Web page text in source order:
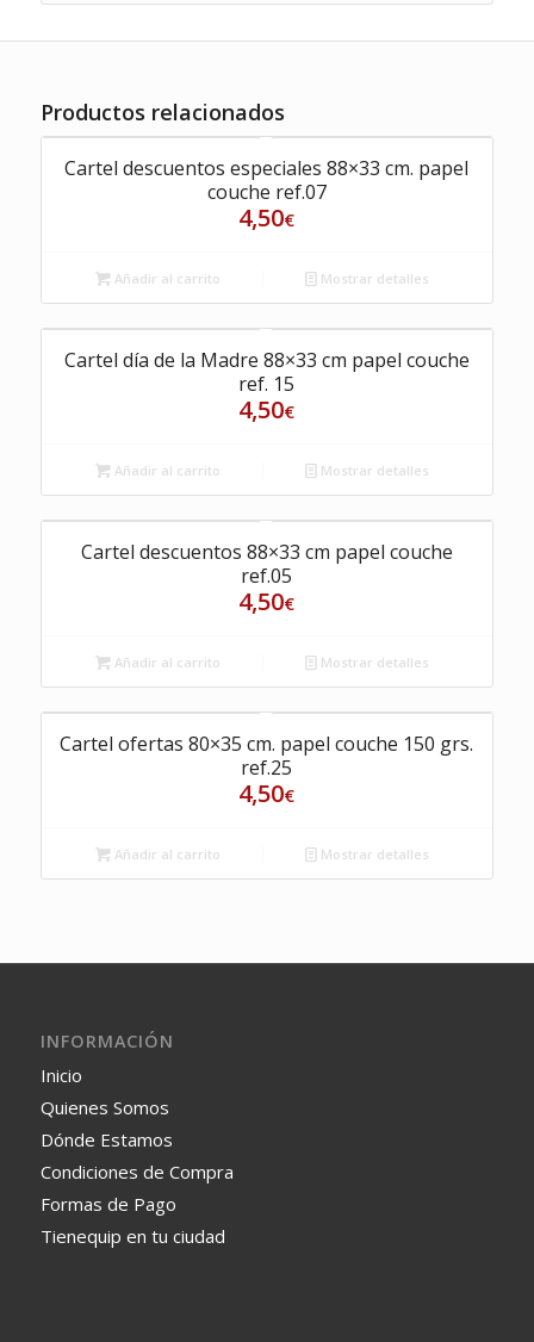
Productos relacionados
Cartel descuentos especiales 88×33 cm. papel
couche ref.07
4,50€
Añadir al carrito Mostrar detalles
Cartel día de la Madre 88×33 cm papel couche
ref. 15
4,50€
Añadir al carrito Mostrar detalles
Cartel descuentos 88×33 cm papel couche
ref.05
4,50€
Añadir al carrito Mostrar detalles
Cartel ofertas 80×35 cm. papel couche 150 grs.
ref.25
4,50€
Añadir al carrito Mostrar detalles
INFORMACIÓN
Inicio
Quienes Somos
Dónde Estamos
Condiciones de Compra
Formas de Pago
Tienequip en tu ciudad